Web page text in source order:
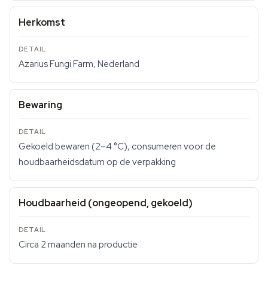
Herkomst
Azarius Fungi Farm, Nederland
Bewaring
Gekoeld bewaren (2–4 °C), consumeren voor de
houdbaarheidsdatum op de verpakking
Houdbaarheid (ongeopend, gekoeld)
Circa 2 maanden na productie